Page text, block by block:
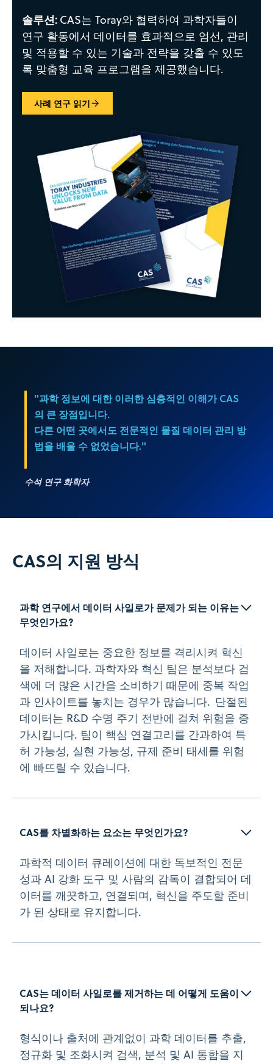
솔루션: CAS는 Toray와 협력하여 과학자들이
연구 활동에서 데이터를 효과적으로 엄선, 관리
및 적용할 수 있는 기술과 전략을 갖출 수 있도
록 맞춤형 교육 프로그램을 제공했습니다.
사례 연구 읽기
"과학 정보에 대한 이러한 심층적인 이해가 CAS
의 큰 장점입니다.
다른 어떤 곳에서도 전문적인 물질 데이터 관리 방
법을 배울 수 없었습니다."
수석 연구 화학자
CAS의 지원 방식
과학 연구에서 데이터 사일로가 문제가 되는 이유는
무엇인가요?
데이터 사일로는 중요한 정보를 격리시켜 혁신
을 저해합니다. 과학자와 혁신 팀은 분석보다 검
색에 더 많은 시간을 소비하기 때문에 중복 작업
과 인사이트를 놓치는 경우가 많습니다. 단절된
데이터는 R&D 수명 주기 전반에 걸쳐 위험을 증
가시킵니다. 팀이 핵심 연결고리를 간과하여 특
허 가능성, 실현 가능성, 규제 준비 태세를 위험
에 빠뜨릴 수 있습니다.
CAS를 차별화하는 요소는 무엇인가요?
과학적 데이터 큐레이션에 대한 독보적인 전문
성과 AI 강화 도구 및 사람의 감독이 결합되어 데
이터를 깨끗하고, 연결되며, 혁신을 주도할 준비
가 된 상태로 유지합니다.
CAS는 데이터 사일로를 제거하는 데 어떻게 도움이
되나요?
형식이나 출처에 관계없이 과학 데이터를 추출,
정규화 및 조화시켜 검색, 분석 및 AI 통합을 지